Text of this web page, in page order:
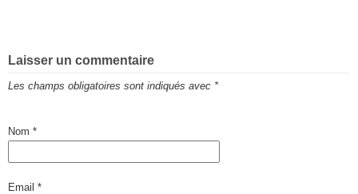
Laisser un commentaire
Les champs obligatoires sont indiqués avec *
Nom *
Email *